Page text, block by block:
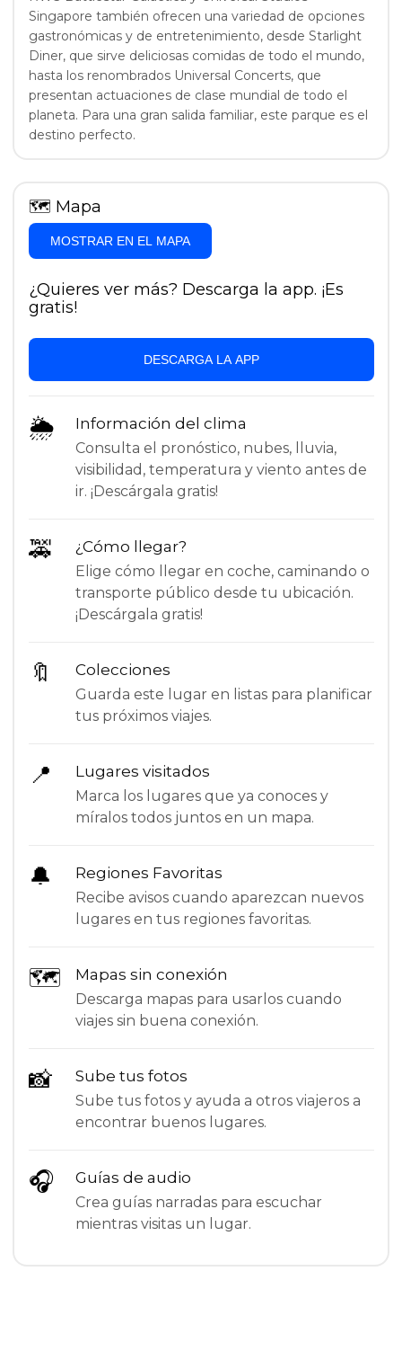
Singapore también ofrecen una variedad de opciones
gastronómicas y de entretenimiento, desde Starlight
Diner, que sirve deliciosas comidas de todo el mundo,
hasta los renombrados Universal Concerts, que
presentan actuaciones de clase mundial de todo el
planeta. Para una gran salida familiar, este parque es el
destino perfecto.
🗺 Mapa
MOSTRAR EN EL MAPA
¿Quieres ver más? Descarga la app. ¡Es
gratis!
DESCARGA LA APP
🌦 Información del clima
Consulta el pronóstico, nubes, lluvia,
visibilidad, temperatura y viento antes de
ir. ¡Descárgala gratis!
🚕 ¿Cómo llegar?
Elige cómo llegar en coche, caminando o
transporte público desde tu ubicación.
¡Descárgala gratis!
🔖 Colecciones
Guarda este lugar en listas para planificar
tus próximos viajes.
📍 Lugares visitados
Marca los lugares que ya conoces y
míralos todos juntos en un mapa.
🔔 Regiones Favoritas
Recibe avisos cuando aparezcan nuevos
lugares en tus regiones favoritas.
🗺 Mapas sin conexión
Descarga mapas para usarlos cuando
viajes sin buena conexión.
📸 Sube tus fotos
Sube tus fotos y ayuda a otros viajeros a
encontrar buenos lugares.
🎧 Guías de audio
Crea guías narradas para escuchar
mientras visitas un lugar.